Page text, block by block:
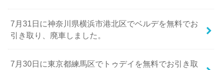
7月31日に神奈川県横浜市港北区でベルデを無料でお
引き取り、廃車しました。
7月30日に東京都練馬区でトゥデイを無料でお引き取